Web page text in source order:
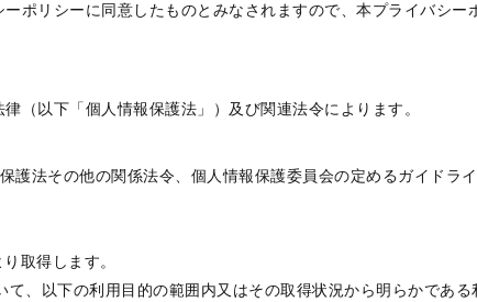
ポリシーに同意したものとみなされますので、本プライバシー
（以下「個人情報保護法」）及び関連法令によります。
護法その他の関係法令、個人情報保護委員会の定めるガイドラ
取得します。
、以下の利用目的の範囲内又はその取得状況から明らかであ